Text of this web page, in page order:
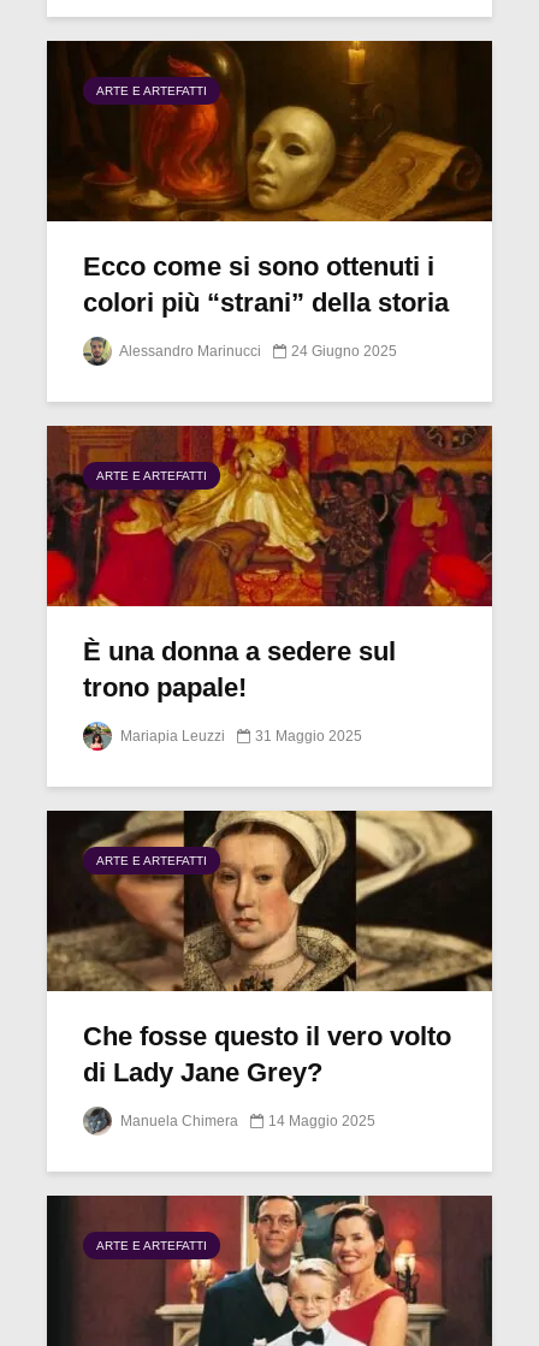
ARTE E ARTEFATTI
Ecco come si sono ottenuti i
colori più “strani” della storia
Alessandro Marinucci 24 Giugno 2025
ARTE E ARTEFATTI
È una donna a sedere sul
trono papale!
Mariapia Leuzzi 31 Maggio 2025
ARTE E ARTEFATTI
Che fosse questo il vero volto
di Lady Jane Grey?
Manuela Chimera 14 Maggio 2025
ARTE E ARTEFATTI